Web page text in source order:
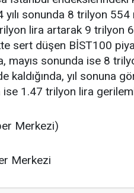
yılı sonunda 8 trilyon
lira artarak 9 trilyon
sert düşen BİST100
mayıs sonunda ise 8
kaldığında, yıl sonuna
ise 1.47 trilyon lira
Merkezi)
Merkezi